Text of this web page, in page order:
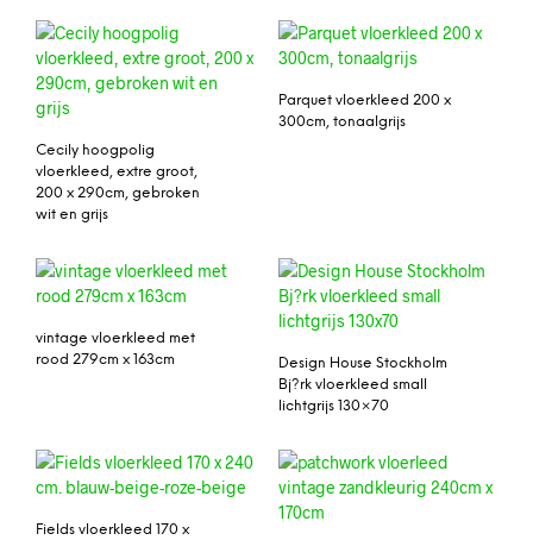
Cecily hoogpolig
vloerkleed, extre groot,
200 x 290cm, gebroken
wit en grijs
Parquet vloerkleed 200 x
300cm, tonaalgrijs
vintage vloerkleed met
rood 279cm x 163cm
Design House Stockholm
Bj?rk vloerkleed small
lichtgrijs 130×70
Fields vloerkleed 170 x